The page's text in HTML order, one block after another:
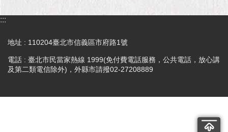
:::
地址 : 110204臺北市信義區市府路1號
電話 : 臺北市民當家熱線 1999(免付費電話服務，公共電話，放心講
及第二類電信除外)，外縣市請撥02-27208889